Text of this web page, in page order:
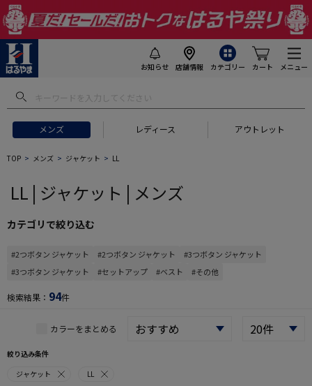
お知らせ 店舗情報 カテゴリー カート メニュー
メンズ レディース アウトレット
フトにおすすめ #セットアップ スーツ
TOP メンズ ジャケット LL
LL | ジャケット | メンズ
カテゴリで絞り込む
#2つボタン ジャケット #2つボタン ジャケット
#3つボタン ジャケット
#3つボタン ジャケット
#セットアップ #ベスト #その他
検索結果： 94件
カラーをまとめる
絞り込み条件
ジャケット
LL